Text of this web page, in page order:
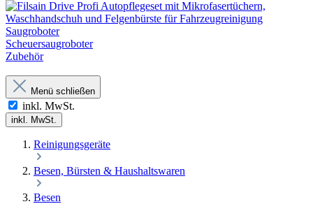
Saugroboter
Scheuersaugroboter
Zubehör
Menü schließen
inkl. MwSt.
inkl. MwSt.
Reinigungsgeräte
Besen, Bürsten & Haushaltswaren
Besen